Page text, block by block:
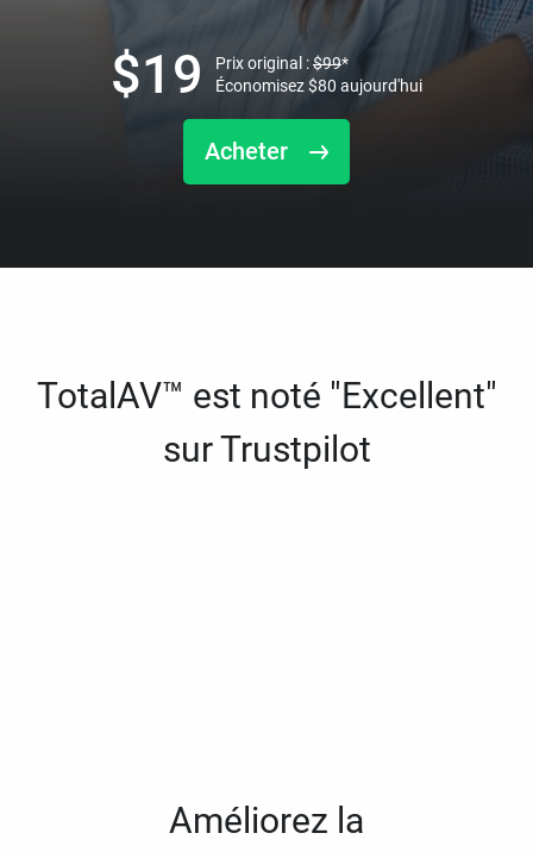
Acheter
$19 Prix original :$99*
Économisez$80 aujourd'hui
TotalAV™ est noté "Excellent"
sur Trustpilot
Améliorez la